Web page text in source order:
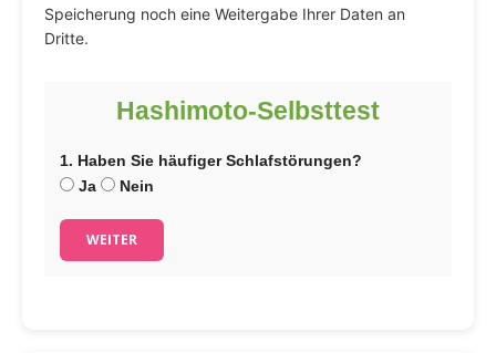
Speicherung noch eine Weitergabe Ihrer Daten an
Dritte.
Hashimoto-Selbsttest
1. Haben Sie häufiger Schlafstörungen?
Ja
Nein
WEITER